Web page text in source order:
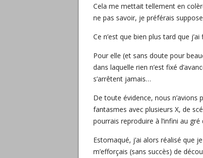
Cela me mettait tellement en
ne pas savoir, je préférais
Ce n’est que bien plus tard que
Pour elle (et sans doute pour
dans laquelle rien n’est fixé
s’arrêtent jamais…
De toute évidence, nous
fantasmes avec plusieurs X, de
pourrais reproduire à l’infini au gré
Estomaqué, j’ai alors réalisé que
m’efforçais (sans succès) de